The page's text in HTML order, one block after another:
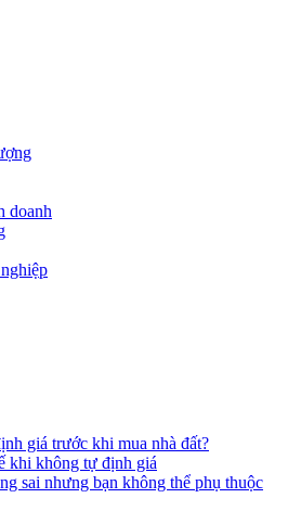
doanh
giá trước khi mua nhà đất?
khi không tự định giá
sai nhưng bạn không thể phụ thuộc